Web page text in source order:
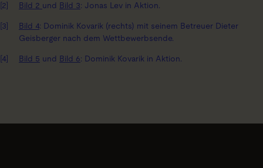
Bild 2 und Bild 3: Jonas Lev in Aktion.
Bild 4: Dominik Kovarik (rechts) mit seinem Betreuer Dieter
Geisberger nach dem Wettbewerbsende.
Bild 5 und Bild 6: Dominik Kovarik in Aktion.